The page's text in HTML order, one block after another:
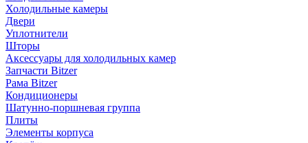
Холодильные камеры
Двери
Уплотнители
Шторы
Аксессуары для холодильных камер
Запчасти Bitzer
Рама Bitzer
Кондиционеры
Шатунно-поршневая группа
Плиты
Элементы корпуса